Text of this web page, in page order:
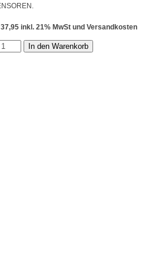
37,95 inkl. 21% MwSt und Versandkosten